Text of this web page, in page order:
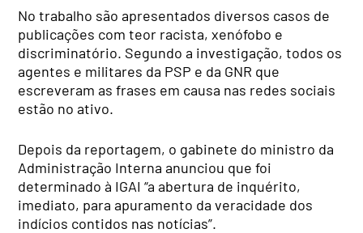
No trabalho são apresentados diversos casos de
publicações com teor racista, xenófobo e
discriminatório. Segundo a investigação, todos os
agentes e militares da PSP e da GNR que
escreveram as frases em causa nas redes sociais
estão no ativo.
Depois da reportagem, o gabinete do ministro da
Administração Interna anunciou que foi
determinado à IGAI “a abertura de inquérito,
imediato, para apuramento da veracidade dos
indícios contidos nas notícias”.